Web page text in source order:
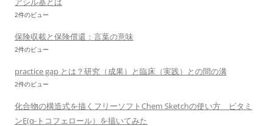
2件のビュー
保険収載と保険償還：言葉の意味
2件のビュー
practice gap とは？研究（成果）と臨床（実践）との間の溝
2件のビュー
化合物の構造式を描くフリーソフトChem Sketchの使い方 ビタミ
ンE(α-トコフェロール）を描いてみた